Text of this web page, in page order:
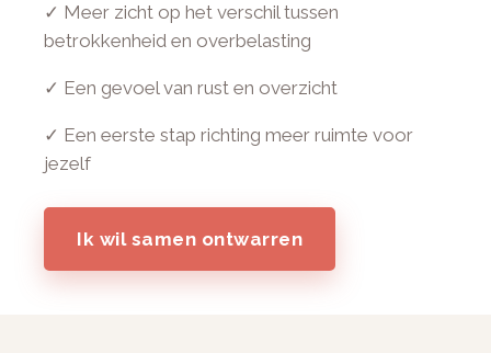
✓ Meer zicht op het verschil tussen
betrokkenheid en overbelasting
✓ Een gevoel van rust en overzicht
✓ Een eerste stap richting meer ruimte voor
jezelf
Ik wil samen ontwarren